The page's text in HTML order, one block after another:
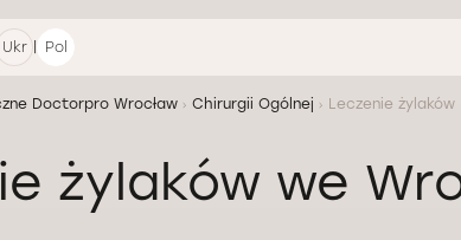
Ukr | Pol
Doctorpro Wrocław Chirurgii Ogólnej Leczenie żylaków
żylaków we